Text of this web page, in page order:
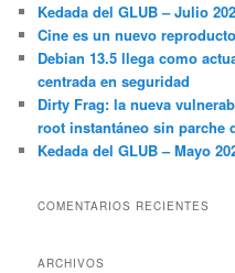
r
Kedada del GLUB – Julio
Cine es un nuevo
Debian 13.5 llega como
centrada en seguridad
Dirty Frag: la nueva
root instantáneo sin parche
Kedada del GLUB – Mayo
COMENTARIOS RECIENTES
ARCHIVOS